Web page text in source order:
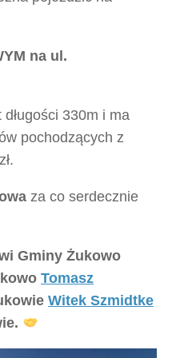
na ul.
330m i ma
pochodzących z
za co serdecznie
Gminy Żukowo
Tomasz
Witek Szmidtke